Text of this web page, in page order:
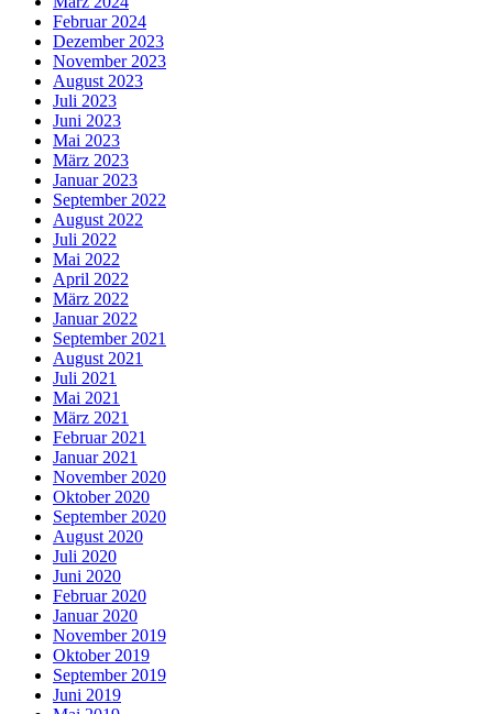
Februar 2024
Dezember 2023
November 2023
August 2023
Juli 2023
Juni 2023
Mai 2023
März 2023
Januar 2023
September 2022
August 2022
Juli 2022
Mai 2022
April 2022
März 2022
Januar 2022
September 2021
August 2021
Juli 2021
Mai 2021
März 2021
Februar 2021
Januar 2021
November 2020
Oktober 2020
September 2020
August 2020
Juli 2020
Juni 2020
Februar 2020
Januar 2020
November 2019
Oktober 2019
September 2019
Juni 2019